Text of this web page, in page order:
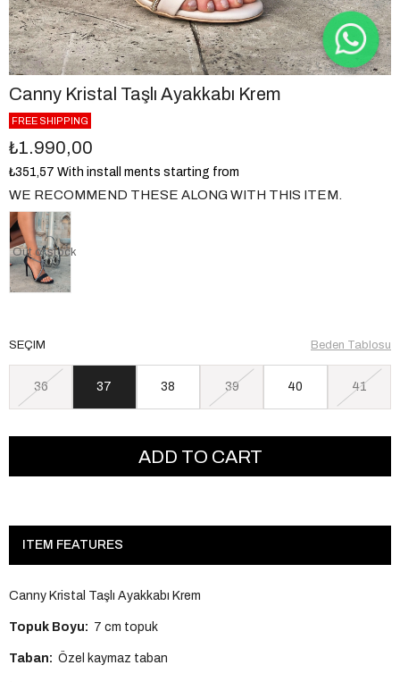
Canny Kristal Taşlı Ayakkabı Krem
FREE SHIPPING
₺1.990,00
₺351,57 With install ments starting from
WE RECOMMEND THESE ALONG WITH THIS ITEM.
Out of stock
Beden Tablosu
SEÇIM
36 37 38 39 40 41
ITEM FEATURES
Canny Kristal Taşlı Ayakkabı Krem
Topuk Boyu: 7 cm topuk
Taban: Özel kaymaz taban